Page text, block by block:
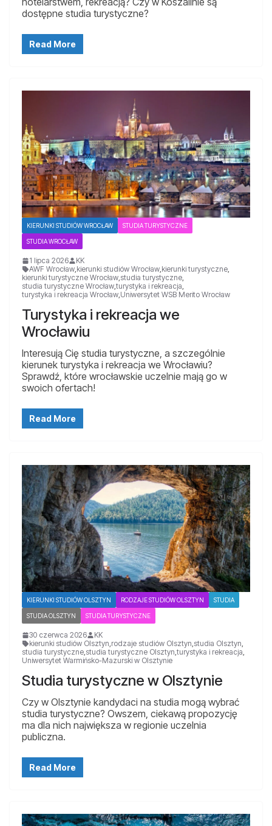
dostępne studia turystyczne?
Read More
KIERUNKI STUDIÓW WROCŁAW STUDIA TURYSTYCZNE
STUDIA WROCŁAW
1 lipca 2026
KK
AWF Wrocław,kierunki studiów Wrocław,kierunki turystyczne,
kierunki turystyczne Wrocław,studia turystyczne,
studia turystyczne Wrocław,turystyka i rekreacja,
turystyka i rekreacja Wrocław,Uniwersytet WSB Merito Wrocław
Turystyka i rekreacja we
Wrocławiu
Interesują Cię studia turystyczne, a szczególnie
kierunek turystyka i rekreacja we Wrocławiu?
Sprawdź, które wrocławskie uczelnie mają go w
swoich ofertach!
Read More
KIERUNKI STUDIÓW OLSZTYN RODZAJE STUDIÓW OLSZTYN STUDIA
STUDIA OLSZTYN STUDIA TURYSTYCZNE
30 czerwca 2026
KK
kierunki studiów Olsztyn,rodzaje studiów Olsztyn,studia Olsztyn,
studia turystyczne,studia turystyczne Olsztyn,turystyka i rekreacja,
Uniwersytet Warmińsko-Mazurski w Olsztynie
Studia turystyczne w Olsztynie
Czy w Olsztynie kandydaci na studia mogą wybrać
studia turystyczne? Owszem, ciekawą propozycję
ma dla nich największa w regionie uczelnia
publiczna.
Read More